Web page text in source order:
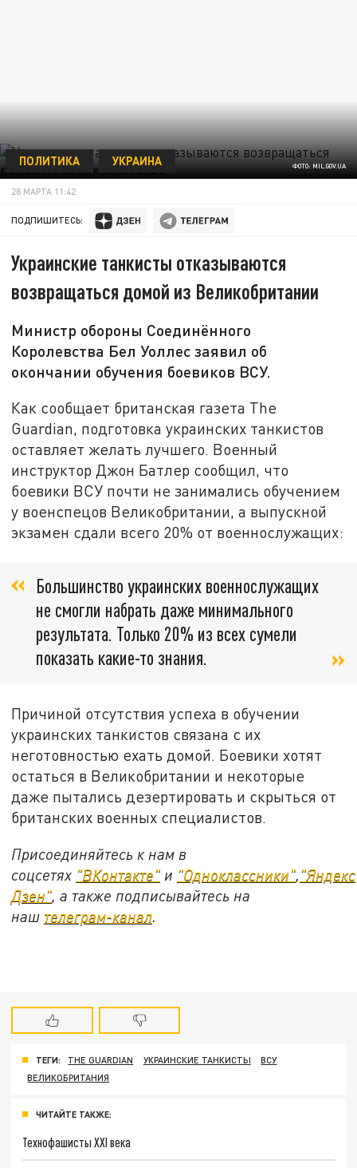
ФОТО: MIL.GOV.UA
ПОЛИТИКА УКРАИНА
28 МАРТА 11:42
ПОДПИШИТЕСЬ:
Украинские танкисты отказываются
возвращаться домой из Великобритании
Министр обороны Соединённого
Королевства Бел Уоллес заявил об
окончании обучения боевиков ВСУ.
Как сообщает британская газета The
Guardian, подготовка украинских танкистов
оставляет желать лучшего. Военный
инструктор Джон Батлер сообщил, что
боевики ВСУ почти не занимались обучением
у военспецов Великобритании, а выпускной
экзамен сдали всего 20% от военнослужащих:
Большинство украинских военнослужащих
не смогли набрать даже минимального
результата. Только 20% из всех сумели
показать какие-то знания.
Причиной отсутствия успеха в обучении
украинских танкистов связана с их
неготовностью ехать домой. Боевики хотят
остаться в Великобритании и некоторые
даже пытались дезертировать и скрыться от
британских военных специалистов.
Присоединяйтесь к нам в
соцсетях "ВКонтакте" и "Одноклассники", "Яндекс
Дзен", а также подписывайтесь на
наш телеграм-канал.
ТЕГИ: THE GUARDIAN УКРАИНСКИЕ ТАНКИСТЫ
ВСУ
ВЕЛИКОБРИТАНИЯ
ЧИТАЙТЕ ТАКЖЕ:
Технофашисты XXI века